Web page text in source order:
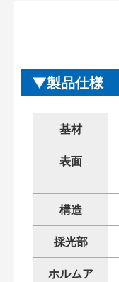
製品仕様
基材
表面
構造
採光部
ホルムア